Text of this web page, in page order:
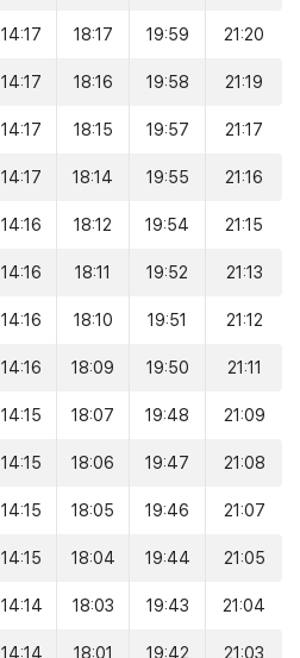
14:17 18:17 19:59 21:20
14:17 18:16 19:58 21:19
14:17 18:15 19:57 21:17
14:17 18:14 19:55 21:16
14:16 18:12 19:54 21:15
14:16 18:11 19:52 21:13
14:16 18:10 19:51 21:12
14:16 18:09 19:50 21:11
14:15 18:07 19:48 21:09
14:15 18:06 19:47 21:08
14:15 18:05 19:46 21:07
14:15 18:04 19:44 21:05
14:14 18:03 19:43 21:04
14:14 18:01 19:42 21:03